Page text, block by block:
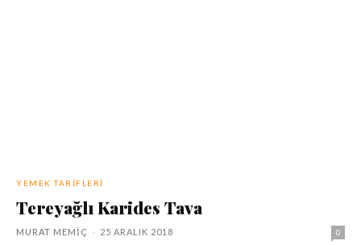
YEMEK TARIFLERI
Tereyağlı Karides Tava
MURAT MEMIÇ - 25 ARALIK 2018 0